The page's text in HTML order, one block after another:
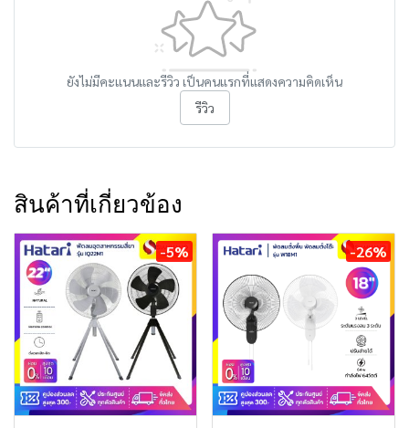
ยังไม่มีคะแนนและรีวิว เป็นคนแรกที่แสดงความคิดเห็น
รีวิว
สินค้าที่เกี่ยวข้อง
-5% -26%